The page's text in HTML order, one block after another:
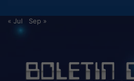
« Jul Sep »